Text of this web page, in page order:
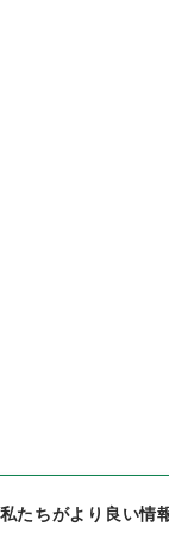
私たちがより良い情